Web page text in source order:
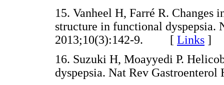
15. Vanheel H, Farré R.
structure in functional dyspepsia.
2013;10(3):142-9. [ Links ]
16. Suzuki H, Moayyedi P.
dyspepsia. Nat Rev